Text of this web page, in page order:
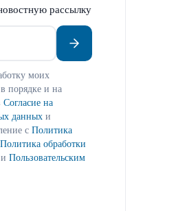
рассылку
моих
порядке и на
Согласие на
данных и
с Политика
Политика обработки
и Пользовательским